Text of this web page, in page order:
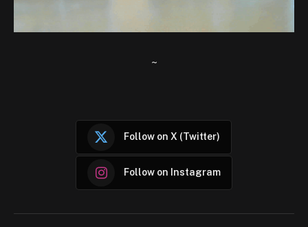
~
Follow on X (Twitter)
Follow on Instagram